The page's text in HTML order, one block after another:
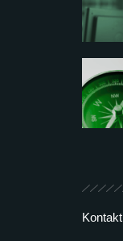
Kontakt